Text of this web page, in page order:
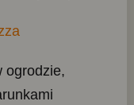
ogrodzie,